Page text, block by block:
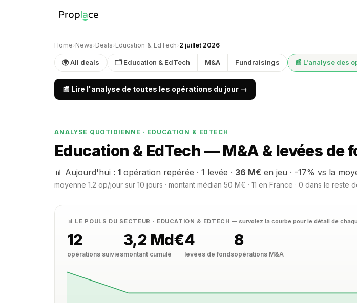
Home› News› Deals› Education & EdTech› 2 juillet 2026
🌍 All deals 🗂 Education & EdTech M&A Fundraisings 📰 L'analyse des
📰 Lire l'analyse de toutes les opérations du jour →
ANALYSE QUOTIDIENNE · EDUCATION & EDTECH
Education & EdTech — M&A & levées de
📊 Aujourd'hui : 1 opération repérée · 1 levée · 36 M€ en jeu · -17% vs la
moyenne 1.2 op/jour sur 10 jours · montant médian 50 M€ · 11 en France · 0 dans le
📊 LE POULS DU SECTEUR · EDUCATION & EDTECH— survolez la courbe pour le détail de
12
opérations suivies
3,2 Md€
montant cumulé
4
levées de fonds
8
opérations M&A